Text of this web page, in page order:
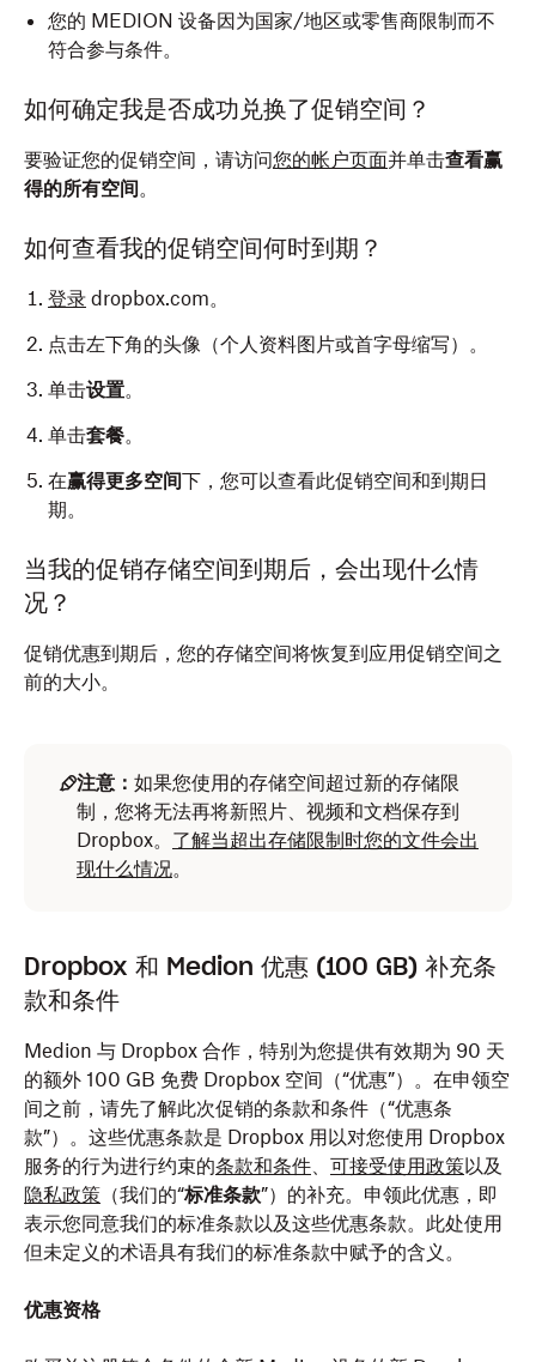
您的 MEDION 设备因为国家/地区或零售商限制而不
符合参与条件。
如何确定我是否成功兑换了促销空间？
要验证您的促销空间，请访问您的帐户页面并单击查看赢
得的所有空间。
如何查看我的促销空间何时到期？
登录 dropbox.com。
点击左下角的头像（个人资料图片或首字母缩写）。
单击设置。
单击套餐。
在赢得更多空间下，您可以查看此促销空间和到期日
期。
当我的促销存储空间到期后，会出现什么情
况？
促销优惠到期后，您的存储空间将恢复到应用促销空间之
前的大小。
注意： 如果您使用的存储空间超过新的存储限
制，您将无法再将新照片、视频和文档保存到
Dropbox。 了解当超出存储限制时您的文件会出
现什么情况。
Dropbox 和 Medion 优惠 (100 GB) 补充条
款和条件
Medion 与 Dropbox 合作，特别为您提供有效期为 90 天
的额外 100 GB 免费 Dropbox 空间（“优惠”）。在申领空
间之前，请先了解此次促销的条款和条件（“优惠条
款”）。这些优惠条款是 Dropbox 用以对您使用 Dropbox
服务的行为进行约束的条款和条件、 可接受使用政策以及
隐私政策 （我们的“标准条款”）的补充。申领此优惠，即
表示您同意我们的标准条款以及这些优惠条款。此处使用
但未定义的术语具有我们的标准条款中赋予的含义。
优惠资格